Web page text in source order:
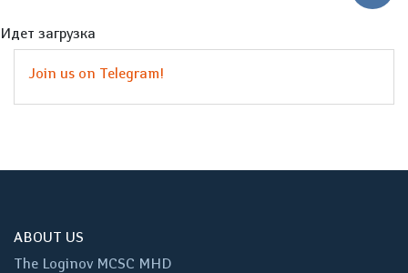
Идет загрузка
Join us on Telegram!
ABOUT US
The Loginov MCSC MHD